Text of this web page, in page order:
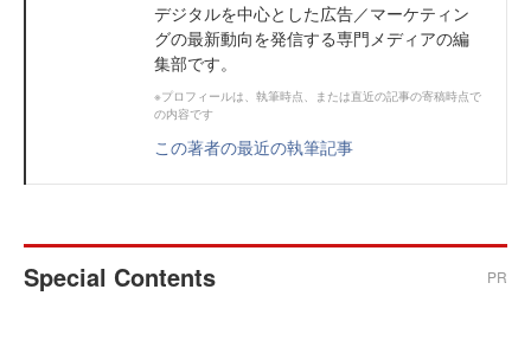
デジタルを中心とした広告／マーケティン
グの最新動向を発信する専門メディアの編
集部です。
※プロフィールは、執筆時点、または直近の記事の寄稿時点で
の内容です
この著者の最近の執筆記事
Special Contents PR